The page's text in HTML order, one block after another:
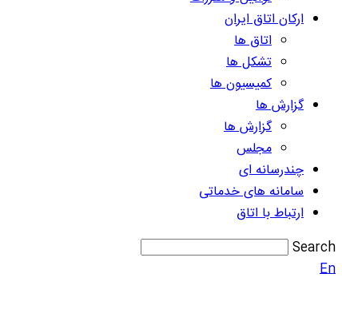
ارکان اتاق ایران
اتاق ها
تشکل ها
کمیسیون ها
گزارش ها
گزارش ها
مجلس
چندرسانه ای
سامانه های خدماتی
ارتباط با اتاق
Search
En